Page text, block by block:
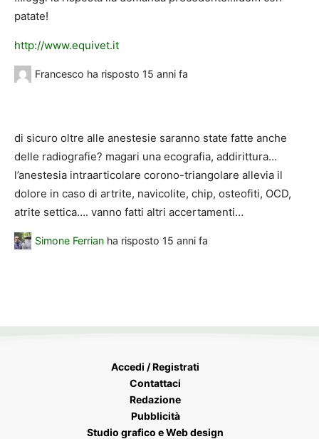
patate!
http://www.equivet.it
Francesco ha risposto 15 anni fa
di sicuro oltre alle anestesie saranno state fatte anche
delle radiografie? magari una ecografia, addirittura…
l’anestesia intraarticolare corono-triangolare allevia il
dolore in caso di artrite, navicolite, chip, osteofiti, OCD,
atrite settica…. vanno fatti altri accertamenti…
Simone Ferrian ha risposto 15 anni fa
Accedi / Registrati
Contattaci
Redazione
Pubblicità
Studio grafico e Web design